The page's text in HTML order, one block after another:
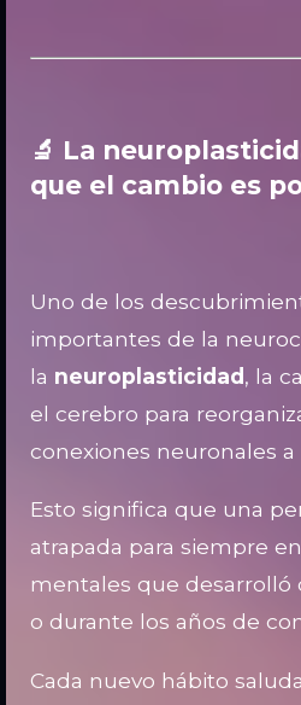
🔬 La
que el cambio es
Uno de los
importantes de la
la neuroplasticidad, la
el cerebro para
conexiones neuronales a
Esto significa que una
atrapada para siempre
mentales que desarrolló
o durante los años de
Cada nuevo hábito